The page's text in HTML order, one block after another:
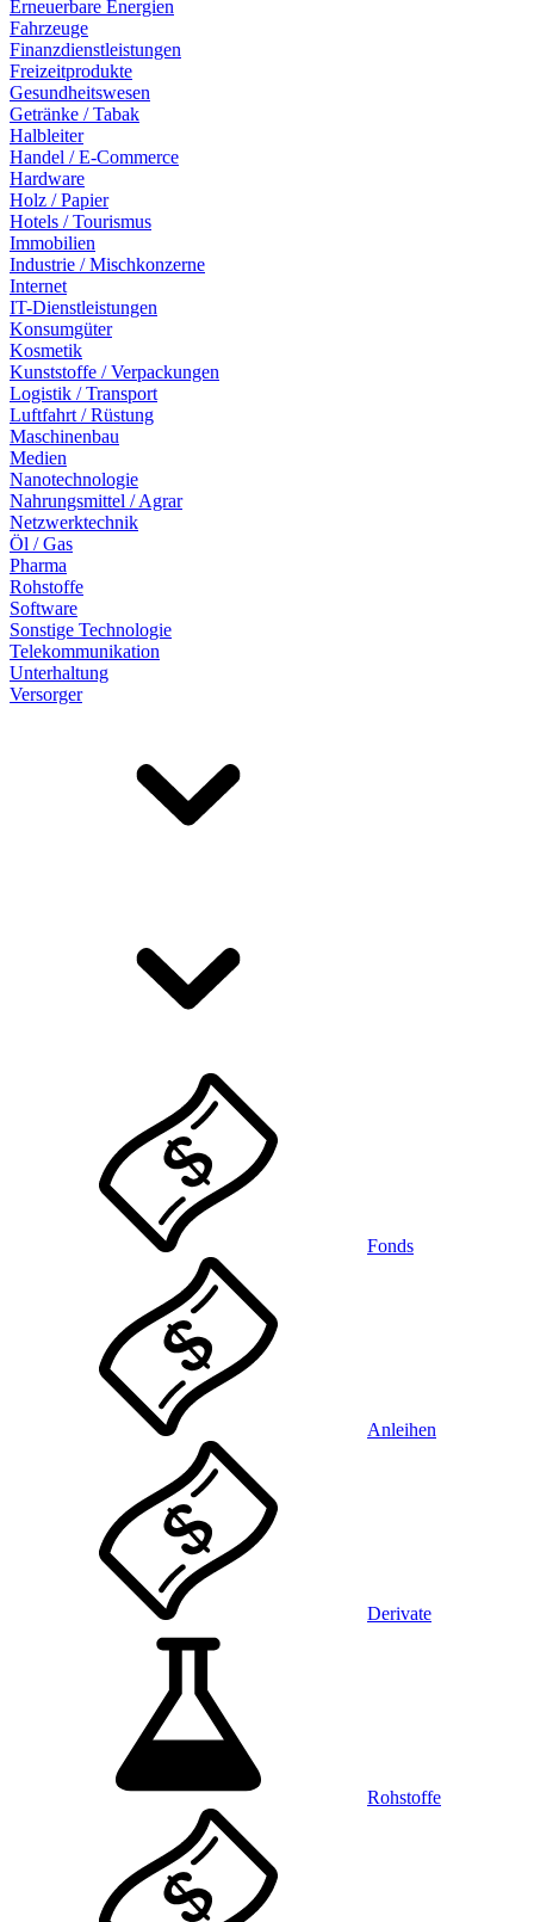
Erneuerbare Energien
Fahrzeuge
Finanzdienstleistungen
Freizeitprodukte
Gesundheitswesen
Getränke / Tabak
Halbleiter
Handel / E-Commerce
Hardware
Holz / Papier
Hotels / Tourismus
Immobilien
Industrie / Mischkonzerne
Internet
IT-Dienstleistungen
Konsumgüter
Kosmetik
Kunststoffe / Verpackungen
Logistik / Transport
Luftfahrt / Rüstung
Maschinenbau
Medien
Nanotechnologie
Nahrungsmittel / Agrar
Netzwerktechnik
Öl / Gas
Pharma
Rohstoffe
Software
Sonstige Technologie
Telekommunikation
Unterhaltung
Versorger
Fonds
Anleihen
Derivate
Rohstoffe